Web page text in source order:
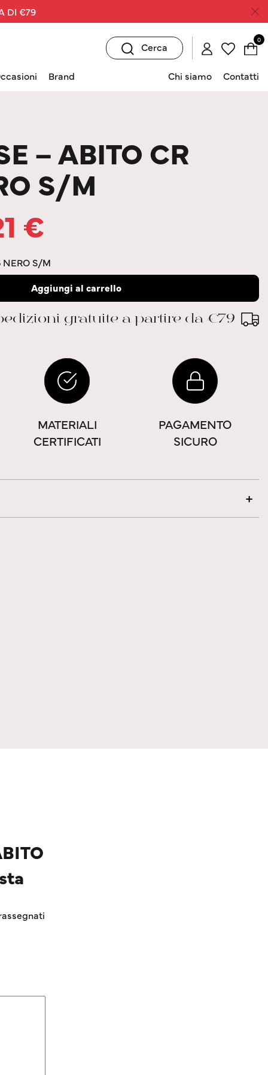
DI €79
Cerca
0
Brand Chi siamo Contatti
– ABITO CR
S/M
€
NERO S/M
Aggiungi al carrello
gratuite a partire da €79
MATERIALI
CERTIFICATI
PAGAMENTO
SICURO